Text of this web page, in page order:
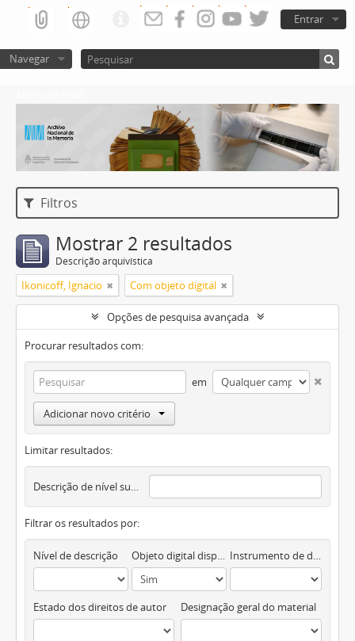
Entrar
Navegar
Filtros
Mostrar 2 resultados
Descrição arquivística
Ikonicoff, Ignacio Com objeto digital
Opções de pesquisa avançada
Procurar resultados com:
em
Adicionar novo critério
Limitar resultados:
Descrição de nível superior
Filtrar os resultados por:
Nível de descrição Objeto digital disponível Instrumento de descrição documental
Estado dos direitos de autor Designação geral do material